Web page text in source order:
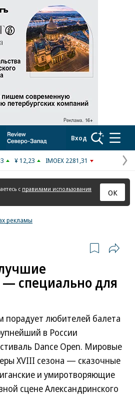
www.kommersant.ru/ad
Вход
¥ 12,23 IMOEX 2281,31
с правилами использования
ОК
рекламы
специально для
порадует любителей балета
в России
Dance Open. Мировые
XVIII сезона — сказочные
и умиротворяющие
сцене Александринского